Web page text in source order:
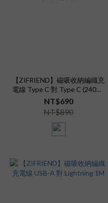
【ZIFRIEND】磁吸收納編織充
電線 Type C 對 Type C (240W)
1M
NT$690
NT$890